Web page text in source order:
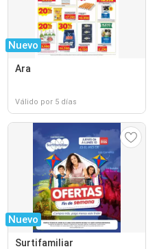
Nuevo
Ara
Válido por 5 días
Nuevo
Surtifamiliar